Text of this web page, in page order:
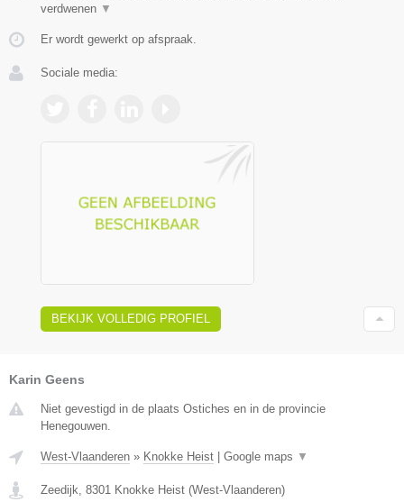
verdwenen ▼
Er wordt gewerkt op afspraak.
Sociale media:
BEKIJK VOLLEDIG PROFIEL
Karin Geens
Niet gevestigd in de plaats Ostiches en in de provincie
Henegouwen.
West-Vlaanderen » Knokke Heist | Google maps ▼
Zeedijk 8301 Knokke Heist (West-Vlaanderen)